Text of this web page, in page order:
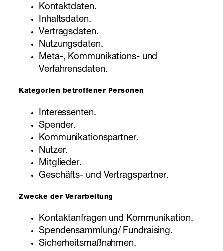
Kontaktdaten.
Inhaltsdaten.
Vertragsdaten.
Nutzungsdaten.
Meta-, Kommunikations- und
Verfahrensdaten.
Kategorien betroffener Personen
Interessenten.
Spender.
Kommunikationspartner.
Nutzer.
Mitglieder.
Geschäfts- und Vertragspartner.
Zwecke der Verarbeitung
Kontaktanfragen und Kommunikation.
Spendensammlung/ Fundraising.
Sicherheitsmaßnahmen.